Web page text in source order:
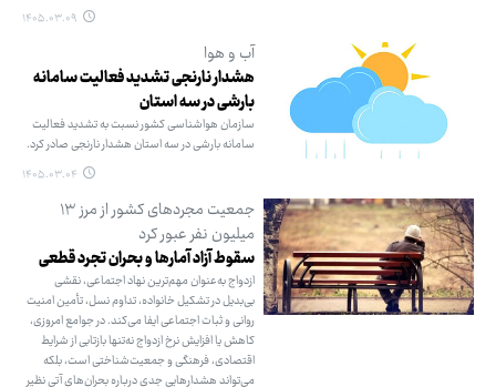
۱۴۰۵.۰۳.۰۹
آب و هوا
هشدار نارنجی تشدید فعالیت سامانه
بارشی در سه استان
سازمان هواشناسی کشور نسبت به تشدید فعالیت
سامانه بارشی در سه استان هشدار نارنجی صادر کرد.
۱۴۰۵.۰۳.۰۴
جمعیت مجردهای کشور از مرز ۱۳
میلیون نفر عبور کرد
سقوط آزاد آمارها و بحران تجرد قطعی
ازدواج به‌عنوان مهم‌ترین نهاد اجتماعی، نقشی
بی‌بدیل در تشکیل خانواده، تداوم نسل، تأمین امنیت
روانی و ثبات اجتماعی ایفا می‌کند. در جوامع امروزی،
کاهش یا افزایش نرخ ازدواج نه‌تنها بازتابی از شرایط
اقتصادی، فرهنگی و جمعیت‌شناختی است، بلکه
می‌تواند هشدارهایی جدی درباره بحران‌های آتی نظیر